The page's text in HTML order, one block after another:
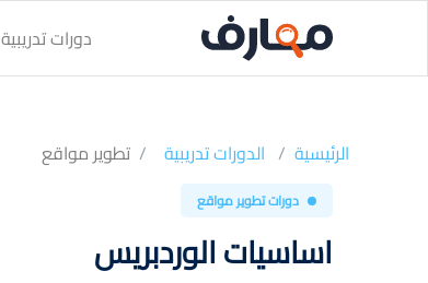
دورات تدريبية
الرئيسية الدورات تدريبية تطوير مواقع
دورات تطوير مواقع
اساسيات الوردبريس